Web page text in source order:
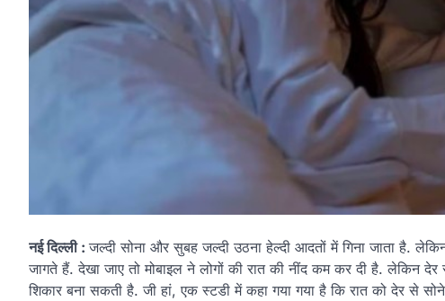
नई दिल्ली :जल्दी सोना और सुबह जल्दी उठना हेल्दी आदतों में गिना जाता है.
जागते हैं. देखा जाए तो मोबाइल ने लोगों की रात की नींद कम कर दी है.
शिकार बना सकती है. जी हां, एक स्टडी में कहा गया गया है कि रात को देर से